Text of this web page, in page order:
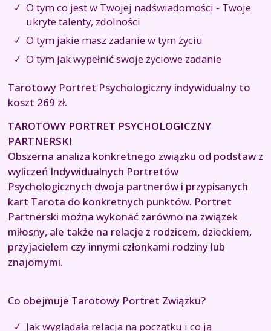
O tym co jest w Twojej nadświadomości - Twoje
ukryte talenty, zdolności
O tym jakie masz zadanie w tym życiu
O tym jak wypełnić swoje życiowe zadanie
Tarotowy Portret Psychologiczny indywidualny to
koszt 269 zł.
TAROTOWY PORTRET PSYCHOLOGICZNY
PARTNERSKI
Obszerna analiza konkretnego związku od podstaw z
wyliczeń Indywidualnych Portretów
Psychologicznych dwoja partnerów i przypisanych
kart Tarota do konkretnych punktów. Portret
Partnerski można wykonać zarówno na związek
miłosny, ale także na relacje z rodzicem, dzieckiem,
przyjacielem czy innymi członkami rodziny lub
znajomymi.
Co obejmuje Tarotowy Portret Związku?
Jak wyglądała relacja na początku i co ją